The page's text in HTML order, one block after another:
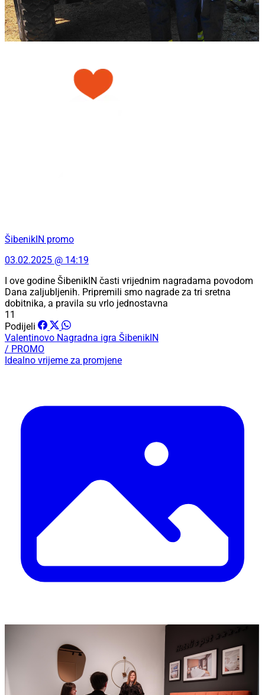
ŠibenikIN promo
03.02.2025 @ 14:19
I ove godine ŠibenikIN časti vrijednim nagradama povodom
Dana zaljubljenih. Pripremili smo nagrade za tri sretna
dobitnika, a pravila su vrlo jednostavna
11
Podijeli
Valentinovo Nagradna igra ŠibenikIN
/ PROMO
Idealno vrijeme za promjene